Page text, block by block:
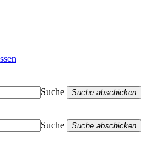
Suche
Suche abschicken
Suche
Suche abschicken